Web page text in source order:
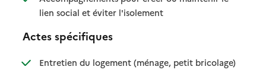
lien social et éviter l'isolement: disponible
: non disponible
Actes spécifiques
Entretien du logement (ménage, petit bricolage): disponible
: non